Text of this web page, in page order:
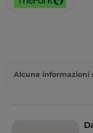
Alcune informazioni